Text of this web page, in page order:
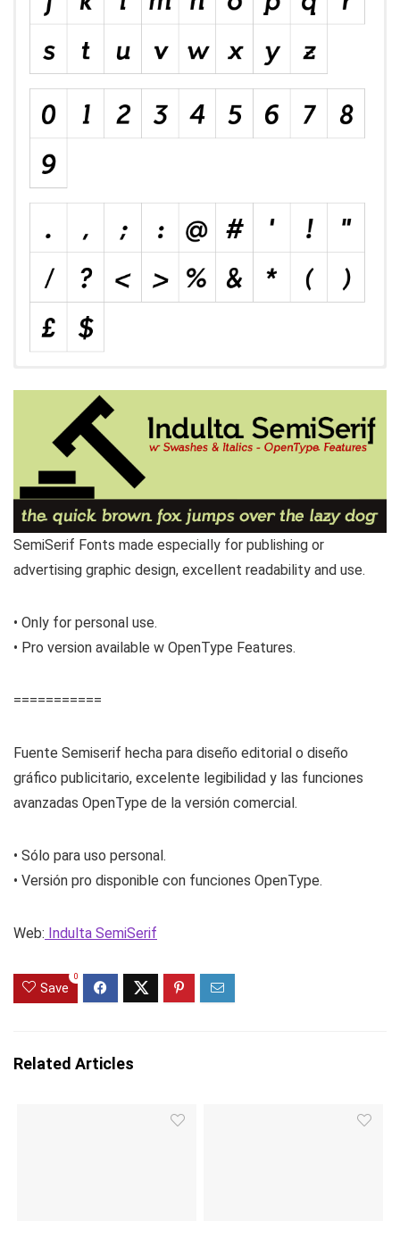
SemiSerif Fonts made especially for publishing or
advertising graphic design, excellent readability and use.
• Only for personal use.
• Pro version available w OpenType Features.
===========
Fuente Semiserif hecha para diseño editorial o diseño
gráfico publicitario, excelente legibilidad y las funciones
avanzadas OpenType de la versión comercial.
• Sólo para uso personal.
• Versión pro disponible con funciones OpenType.
Web: Indulta SemiSerif
Save
0
Related Articles